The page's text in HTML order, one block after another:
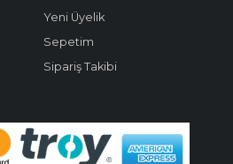
Yeni Üyelik
Sepetim
Sipariş Takibi